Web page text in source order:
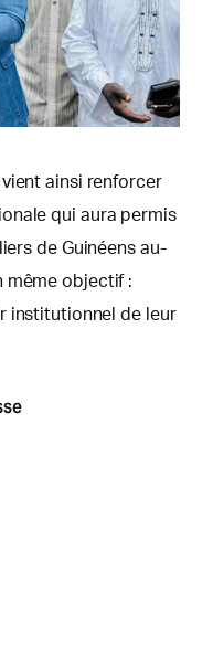
ainsi renforcer
qui aura permis
de Guinéens au-
même objectif :
institutionnel de leur